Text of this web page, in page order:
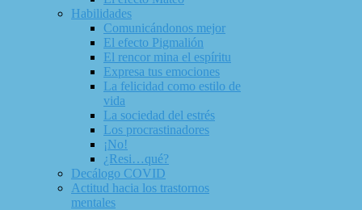
Habilidades
Comunicándonos mejor
El efecto Pigmalión
El rencor mina el espíritu
Expresa tus emociones
La felicidad como estilo de
vida
La sociedad del estrés
Los procrastinadores
¡No!
¿Resi…qué?
Decálogo COVID
Actitud hacia los trastornos
mentales